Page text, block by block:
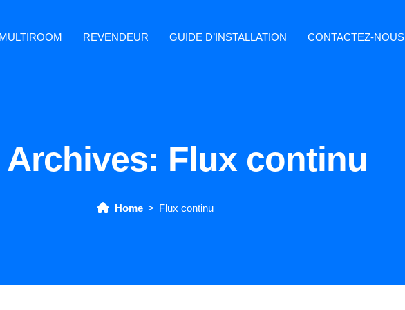
REVENDEUR GUIDE D’INSTALLATION CONTACTEZ-NOUS
Archives: Flux continu
Home Flux continu